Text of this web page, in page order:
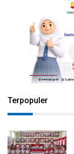
Terpopuler